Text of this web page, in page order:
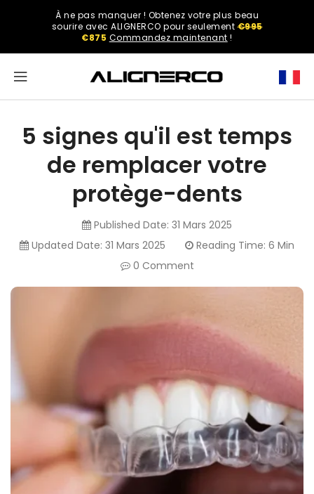
À ne pas manquer ! Obtenez votre plus beau
sourire avec ALIGNERCO pour seulement€995
€875 Commandez maintenant !
Select
region.
United
States
Spanish
English
Europe
Italy
5 signes qu'il est temps
de remplacer votre
protège-dents
Published Date: 31 Mars 2025
Updated Date: 31 Mars 2025
Reading Time: 6 Min
0 Comment